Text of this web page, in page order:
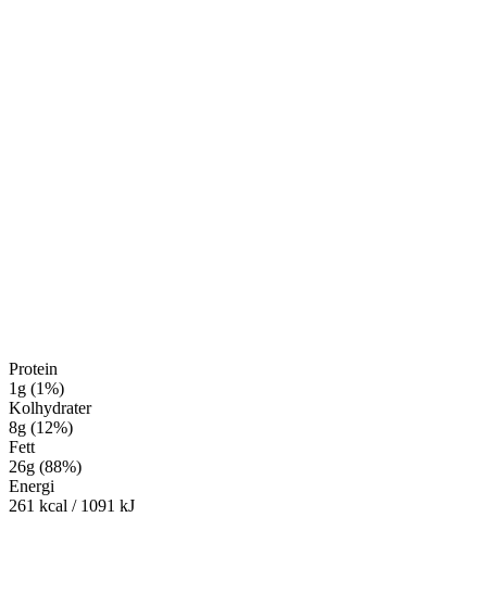
Protein
1 g (1%)
Kolhydrater
8g (12%)
Fett
26g (88%)
Energi
261 kcal / 1091 kJ